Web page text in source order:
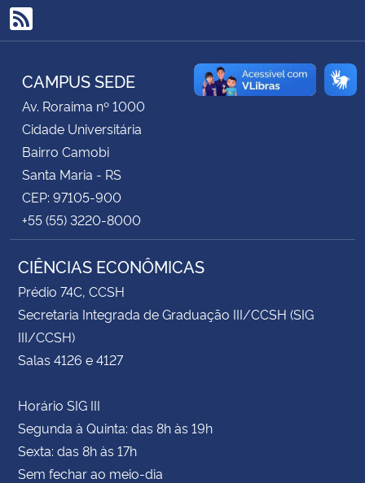
Controladoria-Geral da União
Ministério da Mulher, da Família e dos Direitos Humanos
Secretaria-Geral
Secretaria de Governo
Gabinete de Segurança Institucional
Advocacia-Geral da União
RSS
CAMPUS SEDE
Av. Roraima nº 1000
Cidade Universitária
Bairro Camobi
Santa Maria - RS
CEP: 97105-900
+55 (55) 3220-8000
CIÊNCIAS ECONÔMICAS
Prédio 74C, CCSH
Secretaria Integrada de Graduação III/CCSH (SIG
III/CCSH)
Salas 4126 e 4127
Horário SIG III
Segunda à Quinta: das 8h às 19h
Sexta: das 8h às 17h
Sem fechar ao meio-dia